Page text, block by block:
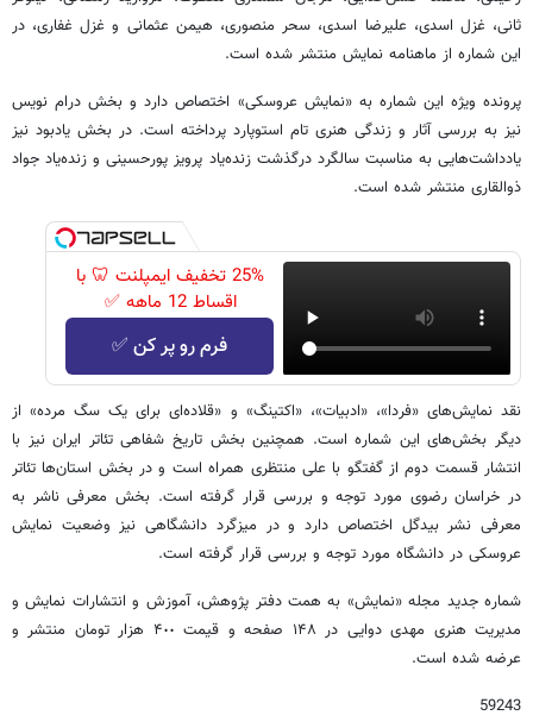
ثانی، غزل اسدی، علیرضا اسدی، سحر منصوری، هیمن عثمانی و غزل غفاری، در
این شماره از ماهنامه نمایش منتشر شده است.
پرونده ویژه این شماره به «نمایش عروسکی» اختصاص دارد و بخش درام نویس
نیز به بررسی آثار و زندگی هنری تام استوپارد پرداخته است. در بخش یادبود نیز
یادداشت‌هایی به مناسبت سالگرد درگذشت زنده‌یاد پرویز پورحسینی و زنده‌یاد جواد
ذوالقاری منتشر شده است.
25% تخفیف ایمپلنت 🦷 با
اقساط 12 ماهه ✅
فرم رو پر کن ✅
نقد نمایش‌های «فردا»، «ادبیات»، «اکتینگ» و «قلاده‌ای برای یک سگ مرده» از
دیگر بخش‌های این شماره است. همچنین بخش تاریخ شفاهی تئاتر ایران نیز با
انتشار قسمت دوم از گفتگو با علی منتظری همراه است و در بخش استان‌ها تئاتر
در خراسان رضوی مورد توجه و بررسی قرار گرفته است. بخش معرفی ناشر به
معرفی نشر بیدگل اختصاص دارد و در میزگرد دانشگاهی نیز وضعیت نمایش
عروسکی در دانشگاه مورد توجه و بررسی قرار گرفته است.
شماره جدید مجله «نمایش» به همت دفتر پژوهش، آموزش و انتشارات نمایش و
مدیریت هنری مهدی دوایی در ١۴٨ صفحه و قیمت ۴٠٠ هزار تومان منتشر و
عرضه شده است.
59243